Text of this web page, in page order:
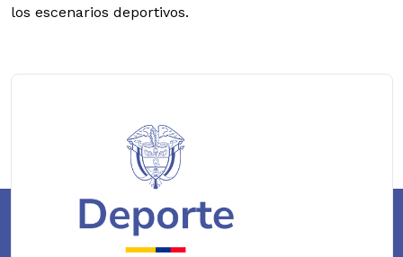
los escenarios deportivos.